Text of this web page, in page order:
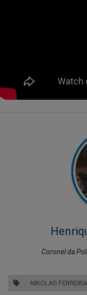
Coronel da
NIKOLAS FERREIRA